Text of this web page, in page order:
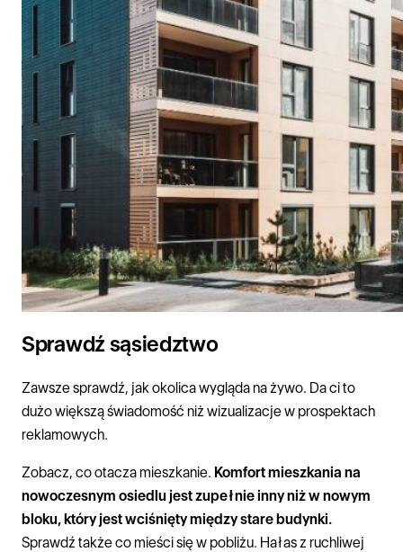
Sprawdź sąsiedztwo
Zawsze sprawdź, jak okolica wygląda na żywo. Da ci to
dużo większą świadomość niż wizualizacje w prospektach
reklamowych.
Zobacz, co otacza mieszkanie. Komfort mieszkania na
nowoczesnym osiedlu jest zupełnie inny niż w nowym
bloku, który jest wciśnięty między stare budynki.
Sprawdź także co mieści się w pobliżu. Hałas z ruchliwej